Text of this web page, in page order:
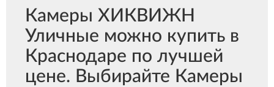
Камеры ХИКВИЖН
Уличные можно купить в
Краснодаре по лучшей
цене. Выбирайте Камеры